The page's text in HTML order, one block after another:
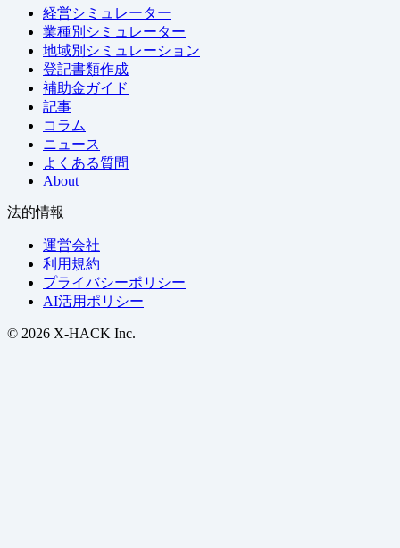
経営シミュレーター
業種別シミュレーター
地域別シミュレーション
登記書類作成
補助金ガイド
記事
コラム
ニュース
よくある質問
About
法的情報
運営会社
利用規約
プライバシーポリシー
AI活用ポリシー
© 2026 X-HACK Inc.